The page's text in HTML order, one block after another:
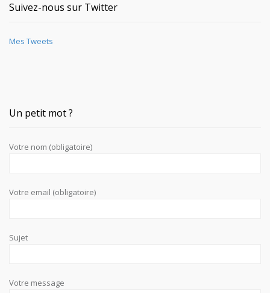
Suivez-nous sur Twitter
Mes Tweets
Un petit mot ?
Votre nom (obligatoire)
Votre email (obligatoire)
Sujet
Votre message